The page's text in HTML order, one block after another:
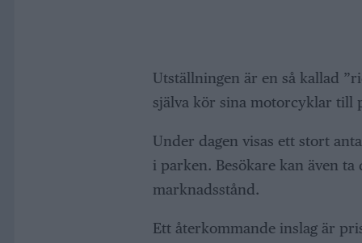
Utställningen är en så kallad
själva kör sina motorcyklar till
Under dagen visas ett stort
i parken. Besökare kan även
marknadsstånd.
Ett återkommande inslag är